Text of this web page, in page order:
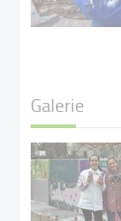
Galerie